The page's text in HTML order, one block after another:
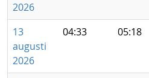
2026
13
augusti
2026
04:33 05:18